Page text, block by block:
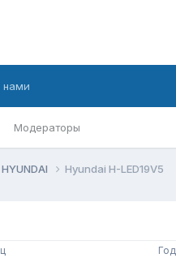
Модераторы
нами
HYUNDAI Hyundai H-LED19V5
Год